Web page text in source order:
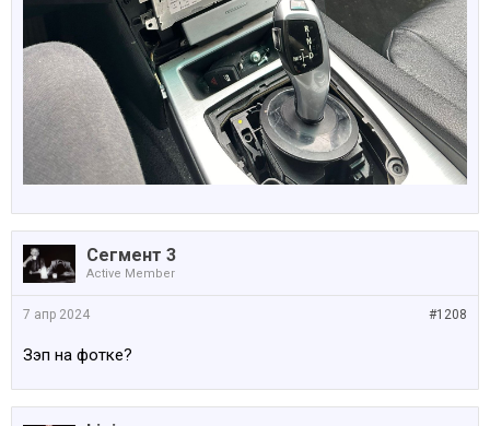
Сегмент 3
Active Member
#1208
7 апр 2024
Зэп на фотке?